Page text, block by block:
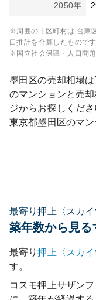
2050年
※周囲の市区町村は 台東
口推計を合算したものです
※国立社会保障・人口問題
墨田区の売却相場は
のマンションと売
ジからお探しくださ
東京都墨田区のマ
最寄り押上〈スカ
築年数から見る
最寄り押上〈スカ
す。
コスモ押上サザン